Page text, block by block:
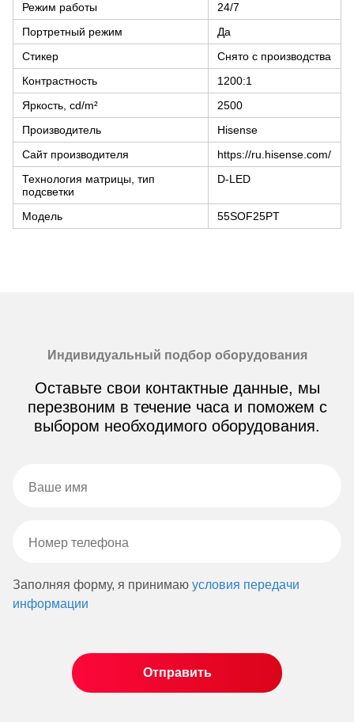
Режим работы
24/7
Портретный режим
Да
Стикер
Снято с производства
Контрастность
1200:1
Яркость, cd/m²
2500
Производитель
Hisense
Сайт производителя
https://ru.hisense.com/
Технология матрицы, тип
подсветки
D-LED
Модель 55SOF25PT
Индивидуальный подбор оборудования
Оставьте свои контактные данные, мы
перезвоним в течение часа и поможем с
выбором необходимого оборудования.
Заполняя форму, я принимаю условия передачи
информации